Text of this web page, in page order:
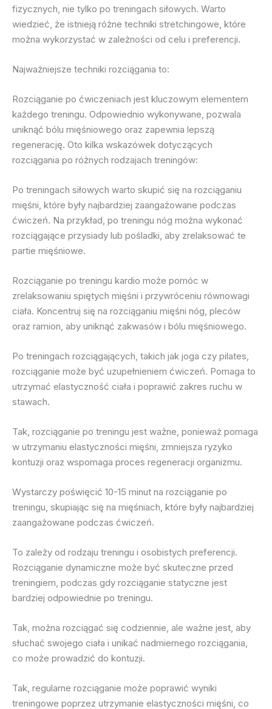
fizycznych, nie tylko po treningach siłowych. Warto
wiedzieć, że istnieją różne techniki stretchingowe, które
można wykorzystać w zależności od celu i preferencji.
Najważniejsze techniki rozciągania to:
Rozciąganie po ćwiczeniach jest kluczowym elementem
każdego treningu. Odpowiednio wykonywane, pozwala
uniknąć bólu mięśniowego oraz zapewnia lepszą
regenerację. Oto kilka wskazówek dotyczących
rozciągania po różnych rodzajach treningów:
Po treningach siłowych warto skupić się na rozciąganiu
mięśni, które były najbardziej zaangażowane podczas
ćwiczeń. Na przykład, po treningu nóg można wykonać
rozciągające przysiady lub pośladki, aby zrelaksować te
partie mięśniowe.
Rozciąganie po treningu kardio może pomóc w
zrelaksowaniu spiętych mięśni i przywróceniu równowagi
ciała. Koncentruj się na rozciąganiu mięśni nóg, pleców
oraz ramion, aby uniknąć zakwasów i bólu mięśniowego.
Po treningach rozciągających, takich jak joga czy pilates,
rozciąganie może być uzupełnieniem ćwiczeń. Pomaga to
utrzymać elastyczność ciała i poprawić zakres ruchu w
stawach.
Tak, rozciąganie po treningu jest ważne, ponieważ pomaga
w utrzymaniu elastyczności mięśni, zmniejsza ryzyko
kontuzji oraz wspomaga proces regeneracji organizmu.
Wystarczy poświęcić 10-15 minut na rozciąganie po
treningu, skupiając się na mięśniach, które były najbardziej
zaangażowane podczas ćwiczeń.
To zależy od rodzaju treningu i osobistych preferencji.
Rozciąganie dynamiczne może być skuteczne przed
treningiem, podczas gdy rozciąganie statyczne jest
bardziej odpowiednie po treningu.
Tak, można rozciągać się codziennie, ale ważne jest, aby
słuchać swojego ciała i unikać nadmiernego rozciągania,
co może prowadzić do kontuzji.
Tak, regularne rozciąganie może poprawić wyniki
treningowe poprzez utrzymanie elastyczności mięśni, co